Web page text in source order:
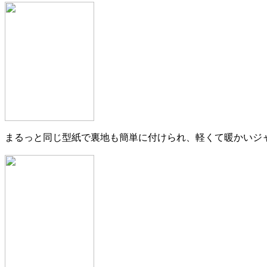
まるっと同じ型紙で裏地も簡単に付けられ、軽くて暖かいジ